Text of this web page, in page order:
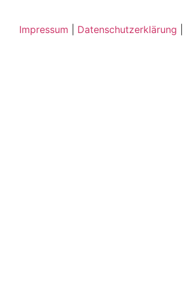
Impressum
Datenschutzerklärung